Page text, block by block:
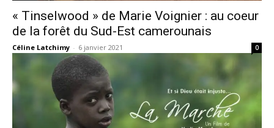
« Tinselwood » de Marie Voignier : au coeur
de la forêt du Sud-Est camerounais
Céline Latchimy - 6 janvier 2021 0